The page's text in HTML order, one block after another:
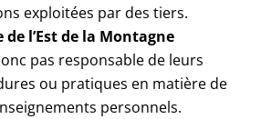
exploitées par des tiers.
de l’Est de la Montagne
pas responsable de leurs
ou pratiques en matière de
personnels.